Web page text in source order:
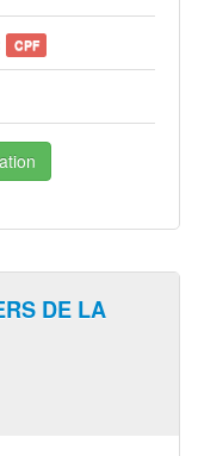
CPF
DE LA